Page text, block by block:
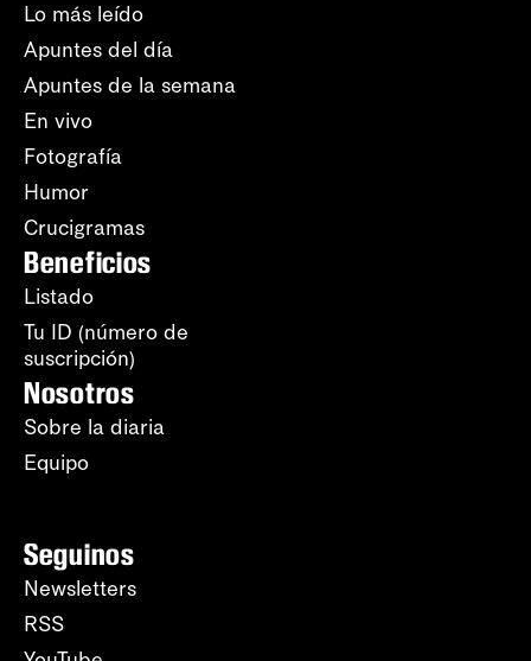
Lo más leído
Apuntes del día
Apuntes de la semana
En vivo
Fotografía
Humor
Crucigramas
Beneficios
Listado
Tu ID (número de
suscripción)
Nosotros
Sobre la diaria
Equipo
Seguinos
Newsletters
RSS